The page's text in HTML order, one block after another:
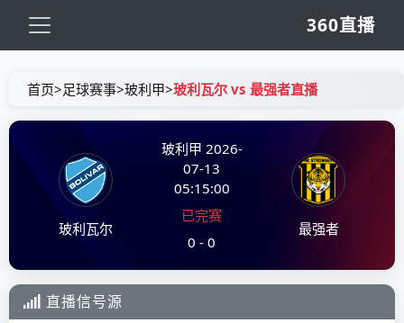
360直播
首页>足球赛事>玻利甲>玻利瓦尔 vs 最强者直播
玻利瓦尔
玻利甲 2026-
07-13
05:15:00
已完赛
0 - 0
最强者
直播信号源